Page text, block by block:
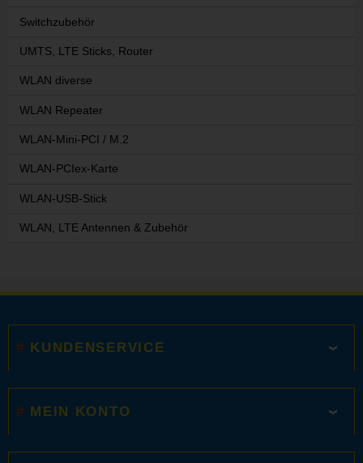
Switchzubehör
UMTS, LTE Sticks, Router
WLAN diverse
WLAN Repeater
WLAN-Mini-PCI / M.2
WLAN-PCIex-Karte
WLAN-USB-Stick
WLAN, LTE Antennen & Zubehör
KUNDENSERVICE
MEIN KONTO